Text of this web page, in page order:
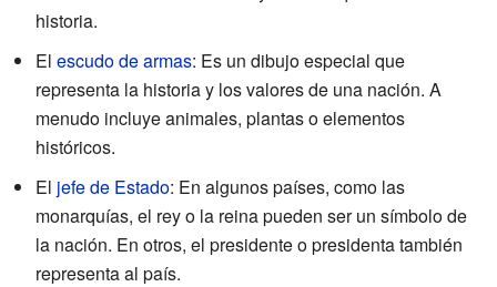
historia.
El escudo de armas: Es un dibujo especial que
representa la historia y los valores de una nación. A
menudo incluye animales, plantas o elementos
históricos.
El jefe de Estado: En algunos países, como las
monarquías, el rey o la reina pueden ser un símbolo de
la nación. En otros, el presidente o presidenta también
representa al país.